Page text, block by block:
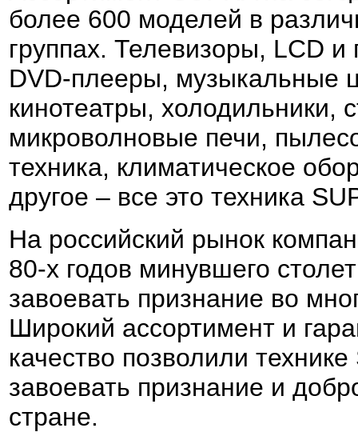
более 600 моделей в
группах. Телевизоры, LCD
DVD-плееры, музыкальные
кинотеатры,
микроволновые печи,
техника, климатическое
другое – все это техника
На российский рынок
80-х годов минувшего
завоевать признание во
Широкий ассортимент и
качество позволили
завоевать признание и
стране.